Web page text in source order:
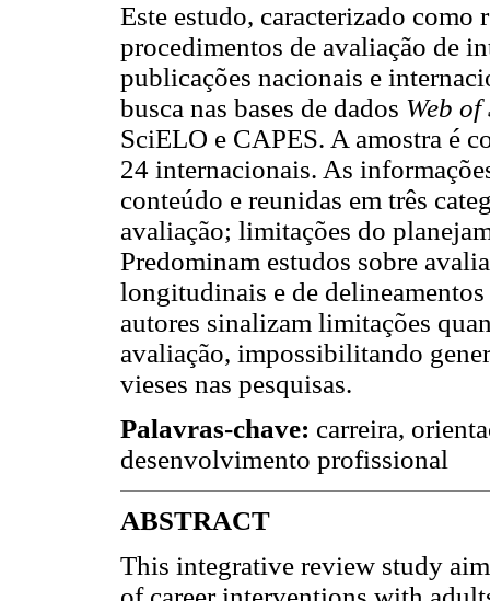
Este estudo, caracterizado
procedimentos de avaliação de
publicações nacionais e
busca nas bases de dados Web of
SciELO e CAPES. A amostra é
24 internacionais. As
conteúdo e reunidas em três
avaliação; limitações do
Predominam estudos sobre
longitudinais e de
autores sinalizam limitações
avaliação, impossibilitando
vieses nas pesquisas.
Palavras-chave: carreira,
desenvolvimento profissional
ABSTRACT
This integrative review study